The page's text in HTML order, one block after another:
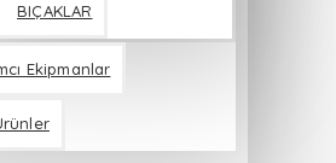
BIÇAKLAR
Ekipmanlar